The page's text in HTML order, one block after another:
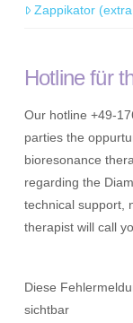
Zappikator
Hotline für
Our hotline +49-
parties the
bioresonance
regarding the
technical support,
therapist will call
Diese
sichtbar